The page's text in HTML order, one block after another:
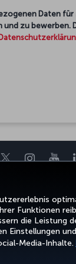
Funktionen
die Leistung
Einstellungen
Media-Inhalte.
Daten
zu
Twitter
HILFE
Rechtliche Hinweise